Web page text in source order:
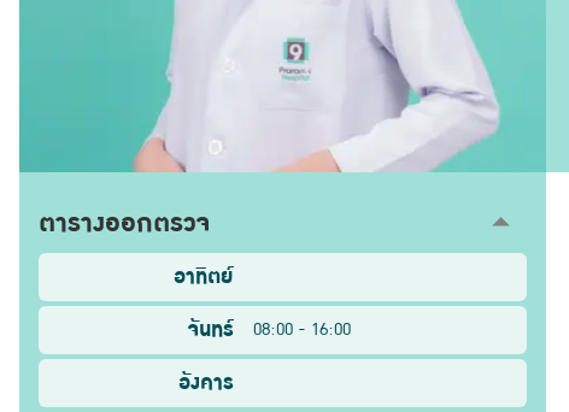
ตารางออกตรวจ
อาทิตย์
จันทร์
08:00 - 16:00
อังคาร